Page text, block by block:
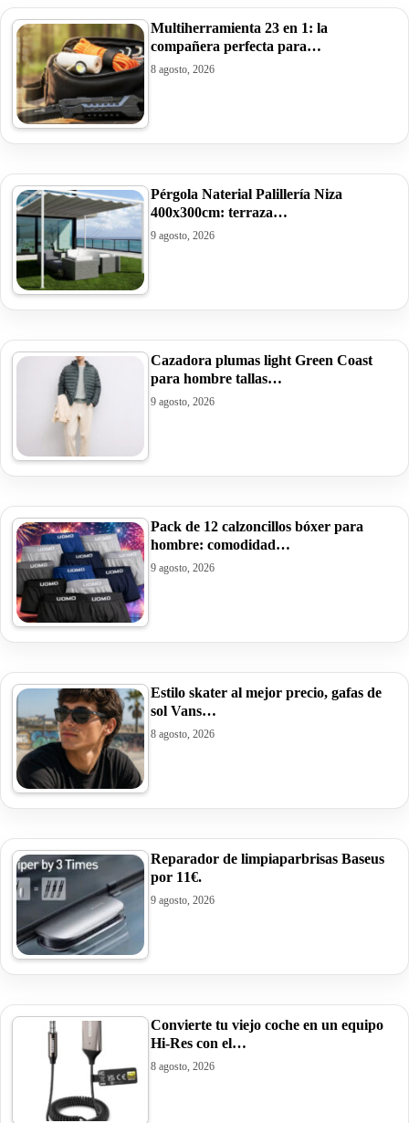
Multiherramienta 23 en 1: la
compañera perfecta para…
8 agosto, 2026
Pérgola Naterial Palillería Niza
400x300cm: terraza…
9 agosto, 2026
Cazadora plumas light Green Coast
para hombre tallas…
9 agosto, 2026
Pack de 12 calzoncillos bóxer para
hombre: comodidad…
9 agosto, 2026
Estilo skater al mejor precio, gafas de
sol Vans…
8 agosto, 2026
Reparador de limpiaparbrisas Baseus
por 11€.
9 agosto, 2026
Convierte tu viejo coche en un equipo
Hi-Res con el…
8 agosto, 2026